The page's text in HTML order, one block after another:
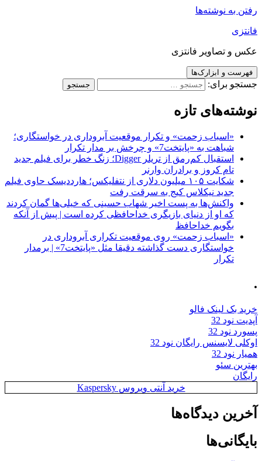
رفتن به نوشته‌ها
فانتزی
عکس و تصاویر فانتزی
فهرست و ابزارک‌ها
جستجو برای:
نوشته‌های تازه
«اسباب زحمت» و تکرار موقعیت آبروداری در خواستگاری؛
شباهت به «پایتخت7» و چرخش بر مدار تکرار
استقبال کم‌رمق از تریلر Digger؛ زنگ خطر برای فیلم جدید
تام کروز و برادران وارنر
شکایت ۱۰۵ میلیون دلاری از نتفلیکس؛ هارددیسک حاوی فیلم
جدید نیکلاس کیج به سرقت رفت
واکنش‌ها به پست اخیر شهاب حسینی که خیلی‌ها گمان کردند
که او از دنیای بازیگری خداحافظی کرده است | پیش از آنکه
بگویم خداحافظ
«اسباب زحمت» روی موقعیت تکراری آبروداری در
خواستگاری دست گذاشته دقیقا مثل «پایتخت7» | برمدار
تکرار
.
خرید بک لینک فالو
آپدیت نود 32
پسورد نود 32
اوکلی لایسنس رایگان نود 32
همیار نود 32
بهترین سئو
رایگان
خرید آنتی ویروس Kaspersky
آخرین دیدگاه‌ها
بایگانی‌ها